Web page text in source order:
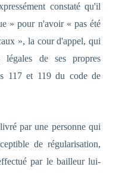
constaté qu'il
» pour n'avoir « pas été
», la cour d'appel, qui
légales de ses propres
117 et 119 du code de
par une personne qui
de régularisation,
par le bailleur lui-